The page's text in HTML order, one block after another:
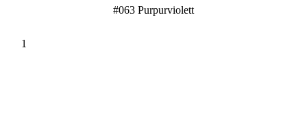
#063 Purpurviolett